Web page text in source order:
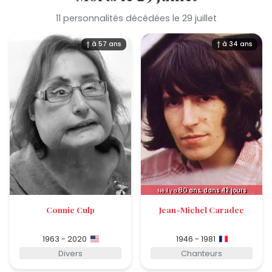
11 personnalités décédées le 29 juillet
† à 57 ans
Connie Culp
1963 - 2020
Divers
† à 34 ans
Né il y a80 ans, dans 42 jours
Jean-Michel Caradec
1946 - 1981
Chanteurs